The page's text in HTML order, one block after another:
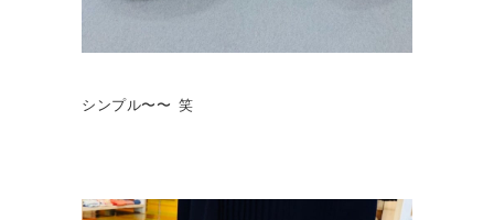
シンプル〜〜 笑